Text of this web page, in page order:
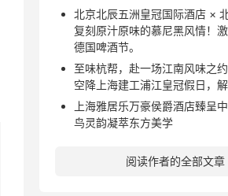
北京北辰五洲皇冠国际酒店 ×
复刻原汁原味的慕尼黑风情！
德国啤酒节。
至味杭帮，赴一场江南风味之
空降上海建工浦江皇冠假日，
上海雅居乐万豪侯爵酒店臻呈
鸟灵韵凝萃东方美学
阅读作者的全部文章